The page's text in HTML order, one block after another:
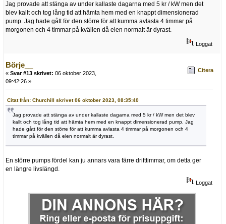
Jag provade att stänga av under kallaste dagarna med 5 kr / kW men det
blev kallt och tog lång tid att hämta hem med en knappt dimensionerad
pump. Jag hade gått för den större för att kumma avlasta 4 timmar på
morgonen och 4 timmar på kvällen då elen normalt är dyrast.
Loggat
Börje__
« Svar #13 skrivet: 06 oktober 2023,
09:42:26 »
Citera
Citat från: Churchill skrivet 06 oktober 2023, 08:35:40
Jag provade att stänga av under kallaste dagarna med 5 kr / kW men det blev
kallt och tog lång tid att hämta hem med en knappt dimensionerad pump. Jag
hade gått för den större för att kumma avlasta 4 timmar på morgonen och 4
timmar på kvällen då elen normalt är dyrast.
En större pumps fördel kan ju annars vara färre drifttimmar, om detta ger
en längre livslängd.
Loggat